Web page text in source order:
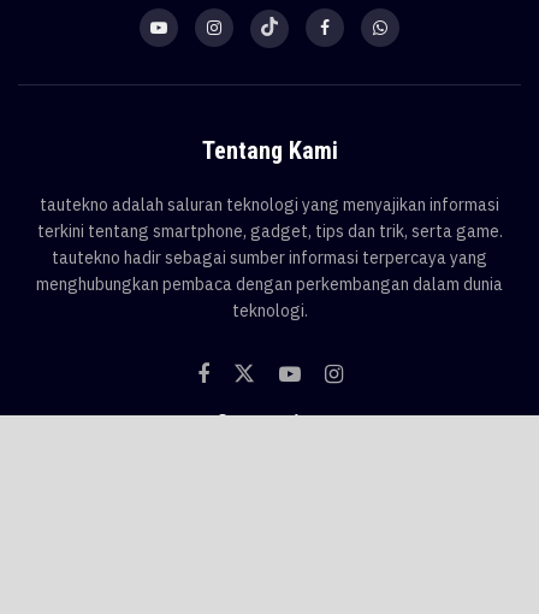
Tentang Kami
tautekno adalah saluran teknologi yang menyajikan informasi
terkini tentang smartphone, gadget, tips dan trik, serta game.
tautekno hadir sebagai sumber informasi terpercaya yang
menghubungkan pembaca dengan perkembangan dalam dunia
teknologi.
Categories